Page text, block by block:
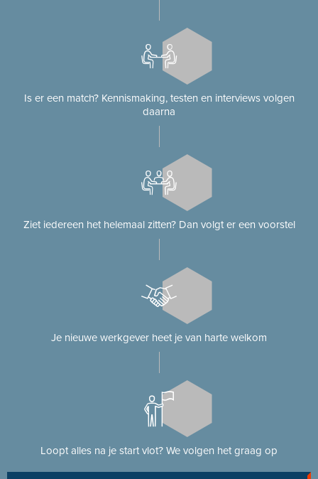
Is er een match? Kennismaking, testen en interviews volgen
daarna
Ziet iedereen het helemaal zitten? Dan volgt er een voorstel
Je nieuwe werkgever heet je van harte welkom
Loopt alles na je start vlot? We volgen het graag op